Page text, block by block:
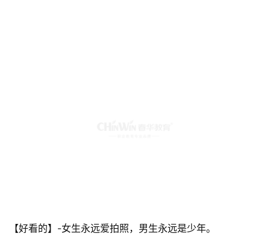
【好看的】-女生永远爱拍照，男生永远是少年。